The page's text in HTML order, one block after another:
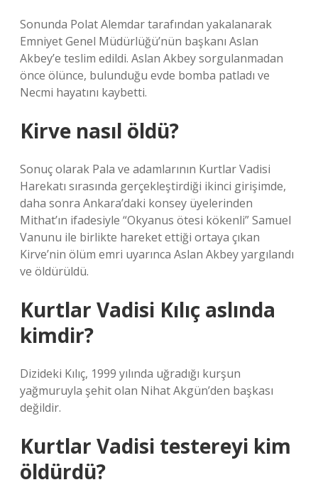
Sonunda Polat Alemdar tarafından yakalanarak
Emniyet Genel Müdürlüğü’nün başkanı Aslan
Akbey’e teslim edildi. Aslan Akbey sorgulanmadan
önce ölünce, bulunduğu evde bomba patladı ve
Necmi hayatını kaybetti.
Kirve nasıl öldü?
Sonuç olarak Pala ve adamlarının Kurtlar Vadisi
Harekatı sırasında gerçekleştirdiği ikinci girişimde,
daha sonra Ankara’daki konsey üyelerinden
Mithat’ın ifadesiyle “Okyanus ötesi kökenli” Samuel
Vanunu ile birlikte hareket ettiği ortaya çıkan
Kirve’nin ölüm emri uyarınca Aslan Akbey yargılandı
ve öldürüldü.
Kurtlar Vadisi Kılıç aslında
kimdir?
Dizideki Kılıç, 1999 yılında uğradığı kurşun
yağmuruyla şehit olan Nihat Akgün’den başkası
değildir.
Kurtlar Vadisi testereyi kim
öldürdü?